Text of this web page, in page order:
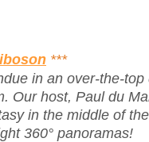
***
in an over-the-
Our host, Paul du
in the middle of
360° panoramas!